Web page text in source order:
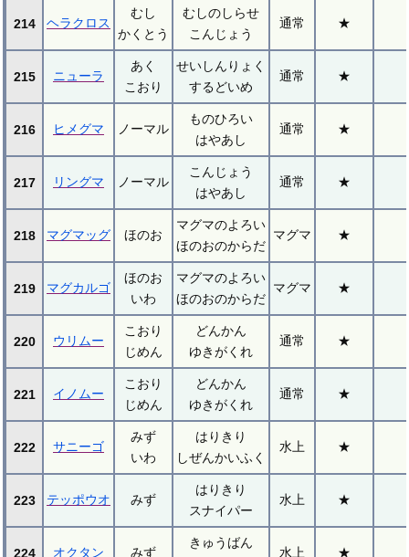
214 ヘラクロス
むし
かくとう
むしのしらせ
こんじょう
通常 ★
215 ニューラ
あく
こおり
せいしんりょく
するどいめ
通常 ★
216 ヒメグマ ノーマル
ものひろい
はやあし
通常 ★
217 リングマ ノーマル
こんじょう
はやあし
通常 ★
218 マグマッグ ほのお
マグマのよろい
ほのおのからだ
マグマ ★
219 マグカルゴ
ほのお
いわ
マグマのよろい
ほのおのからだ
マグマ ★
220 ウリムー
こおり
じめん
どんかん
ゆきがくれ
通常 ★
221 イノムー
こおり
じめん
どんかん
ゆきがくれ
通常 ★
222 サニーゴ
みず
いわ
はりきり
しぜんかいふく
水上 ★
223 テッポウオ みず
はりきり
スナイパー
水上 ★
224 オクタン みず
きゅうばん
水上 ★